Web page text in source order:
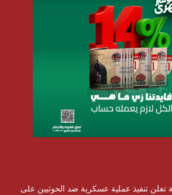
تعلن تنفيذ عملية عسكرية ضد الحوثيين على